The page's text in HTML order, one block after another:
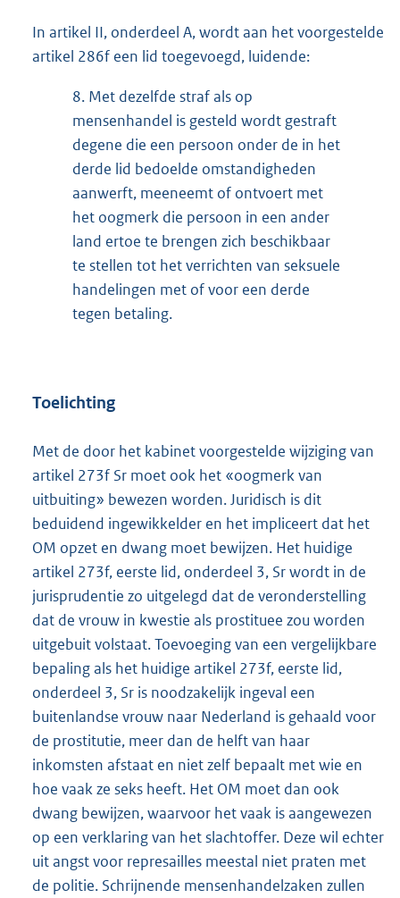
In artikel II, onderdeel A, wordt aan het voorgestelde
artikel 286f een lid toegevoegd, luidende:
8. Met dezelfde straf als op
mensenhandel is gesteld wordt gestraft
degene die een persoon onder de in het
derde lid bedoelde omstandigheden
aanwerft, meeneemt of ontvoert met
het oogmerk die persoon in een ander
land ertoe te brengen zich beschikbaar
te stellen tot het verrichten van seksuele
handelingen met of voor een derde
tegen betaling.
Toelichting
Met de door het kabinet voorgestelde wijziging van
artikel 273f Sr moet ook het «oogmerk van
uitbuiting» bewezen worden. Juridisch is dit
beduidend ingewikkelder en het impliceert dat het
OM opzet en dwang moet bewijzen. Het huidige
artikel 273f, eerste lid, onderdeel 3, Sr wordt in de
jurisprudentie zo uitgelegd dat de veronderstelling
dat de vrouw in kwestie als prostituee zou worden
uitgebuit volstaat. Toevoeging van een vergelijkbare
bepaling als het huidige artikel 273f, eerste lid,
onderdeel 3, Sr is noodzakelijk ingeval een
buitenlandse vrouw naar Nederland is gehaald voor
de prostitutie, meer dan de helft van haar
inkomsten afstaat en niet zelf bepaalt met wie en
hoe vaak ze seks heeft. Het OM moet dan ook
dwang bewijzen, waarvoor het vaak is aangewezen
op een verklaring van het slachtoffer. Deze wil echter
uit angst voor represailles meestal niet praten met
de politie. Schrijnende mensenhandelzaken zullen